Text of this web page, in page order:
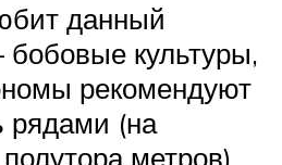
данный
бобовые культуры,
рекомендуют
рядами (на
метров)